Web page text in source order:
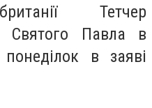
Тетчер
Святого Павла в
в заяві